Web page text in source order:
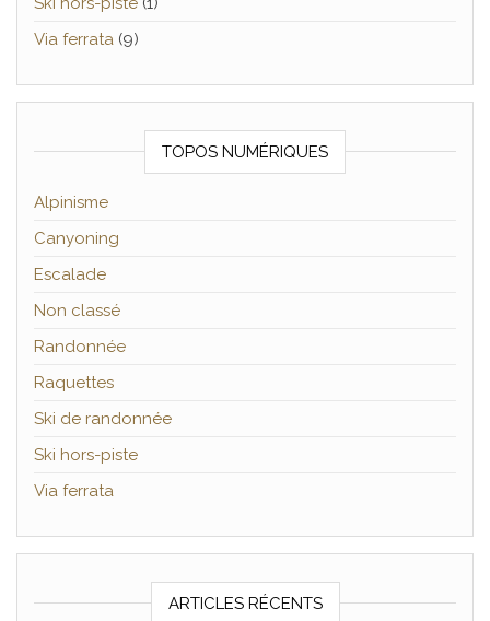
Via ferrata (9)
TOPOS NUMÉRIQUES
Alpinisme
Canyoning
Escalade
Non classé
Randonnée
Raquettes
Ski de randonnée
Ski hors-piste
Via ferrata
ARTICLES RÉCENTS